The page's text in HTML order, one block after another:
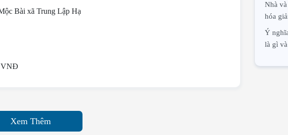
Bài xã Trung Lập Hạ
VNĐ
Xem Thêm
Nhà
hóa
Ý
là gì